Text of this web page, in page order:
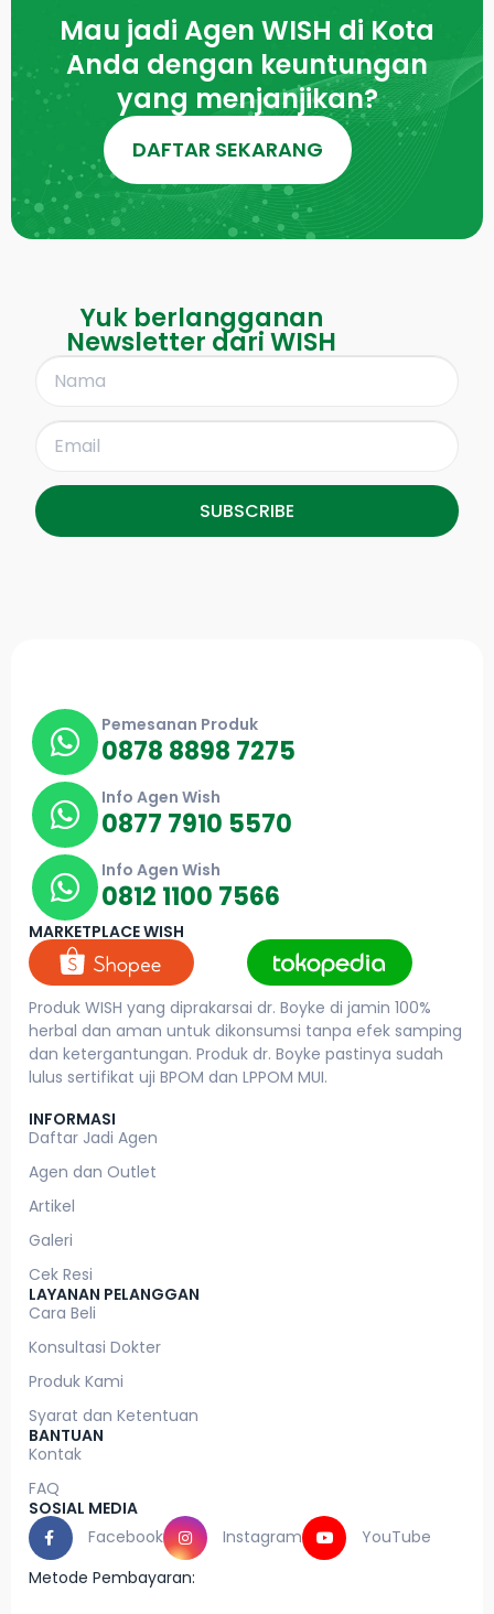
Mau jadi Agen WISH di Kota
Anda dengan keuntungan
yang menjanjikan?
DAFTAR SEKARANG
Yuk berlangganan
Newsletter dari WISH
SUBSCRIBE
0878 8898 7275
Pemesanan Produk
0877 7910 5570
Info Agen Wish
0812 1100 7566
Info Agen Wish
MARKETPLACE WISH
Produk WISH yang diprakarsai dr. Boyke di jamin 100%
herbal dan aman untuk dikonsumsi tanpa efek samping
dan ketergantungan. Produk dr. Boyke pastinya sudah
lulus sertifikat uji BPOM dan LPPOM MUI.
INFORMASI
Daftar Jadi Agen
Agen dan Outlet
Artikel
Galeri
Cek Resi
LAYANAN PELANGGAN
Cara Beli
Konsultasi Dokter
Produk Kami
Syarat dan Ketentuan
BANTUAN
Kontak
FAQ
SOSIAL MEDIA
Facebook
Instagram
YouTube
Metode Pembayaran: